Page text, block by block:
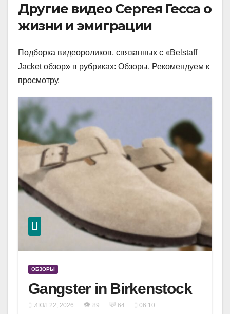
Другие видео Сергея Гесса о
жизни и эмиграции
Подборка видеороликов, связанных с «Belstaff
Jacket обзор» в рубриках: Обзоры. Рекомендуем к
просмотру.
ОБЗОРЫ
Gangster in Birkenstock
ИЮЛ 22, 2026 👁 89 💬 64 06:10